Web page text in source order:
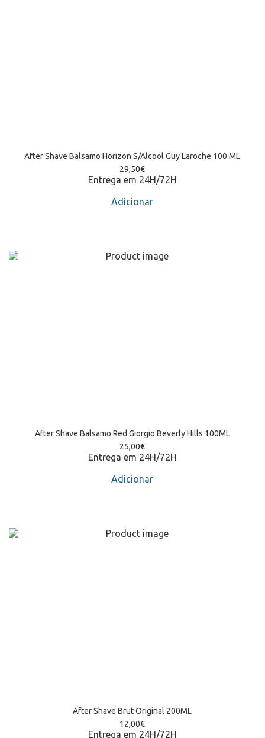
After Shave Balsamo Horizon S/Alcool Guy Laroche 100 ML
29,50€
Entrega em 24H/72H
Adicionar
After Shave Balsamo Red Giorgio Beverly Hills 100ML
25,00€
Entrega em 24H/72H
Adicionar
After Shave Brut Original 200ML
12,00€
Entrega em 24H/72H